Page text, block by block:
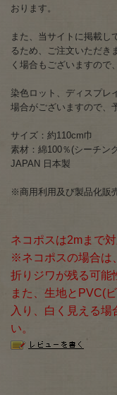
おります。
また、当サイトに掲載し
るため、ご注文いただき
く場合もございますので
染色ロット、ディスプレ
場合がございますので、
サイズ：約110cm巾
素材：綿100％(シーチン
JAPAN 日本製
※商用利用及び製品化販
ネコポスは2mまで対
※ネコポスの場合は
折りジワが残る可能
また、生地とPVC(
入り、白く見える場
い。